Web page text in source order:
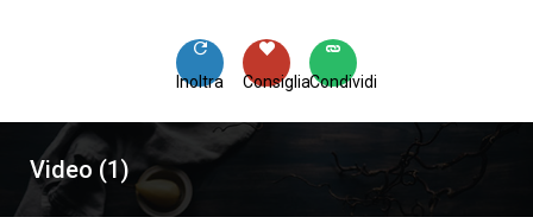
Condividi
Consiglia
Inoltra
Video (1)